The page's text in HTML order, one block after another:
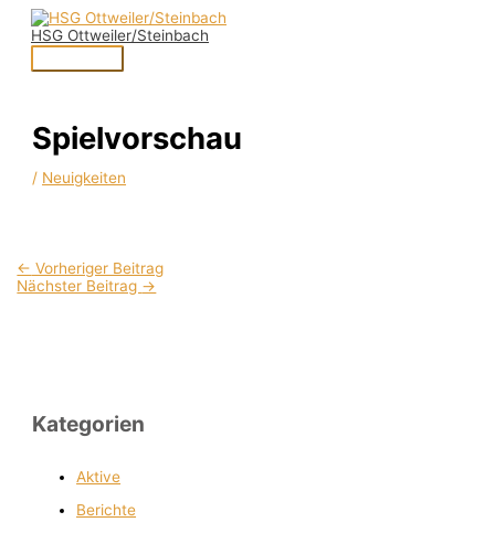
Zum
Inhalt
springen
HSG Ottweiler/Steinbach
Hauptmenü
Kategorien
Aktive
Berichte
Spielvorschau
/ Neuigkeiten
← Vorheriger Beitrag
Nächster Beitrag →